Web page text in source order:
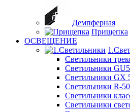
Демпферная
Прищепка
ОСВЕЩЕНИЕ
Светильники
Светильники
Светильники GX
Светильники R-50
Светильники
Светильники